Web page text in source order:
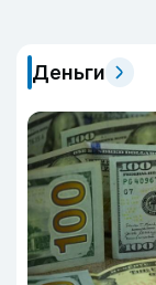
Деньги